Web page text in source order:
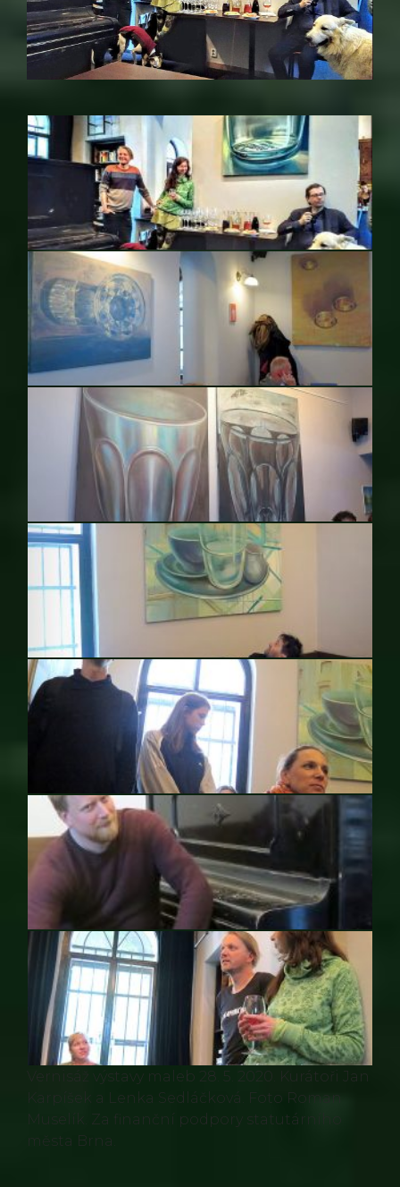
Vernisáž výstavy maleb 28. 5. 2020. Kurátoři Jan
Karpíšek a Lenka Sedláčková. Foto Roman
Muselík. Za finanční podpory statutárního
města Brna.